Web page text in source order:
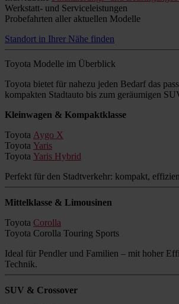
Werkstatt- und Serviceleistungen
Probefahrten aller aktuellen Modelle
Standort in Ihrer Nähe finden
Toyota Modelle im Überblick
Toyota bietet für nahezu jeden Bedarf das
kompakten Stadtauto bis zum geräumigen
Kleinwagen & Kompaktklasse
Toyota Aygo X
Toyota Yaris
Toyota Yaris Hybrid
Perfekt für den Stadtverkehr: kompakt,
Mittelklasse & Limousinen
Toyota Corolla
Toyota Corolla Touring Sports
Ideal für Pendler und Familien – mit hoher
Technik.
SUV & Crossover